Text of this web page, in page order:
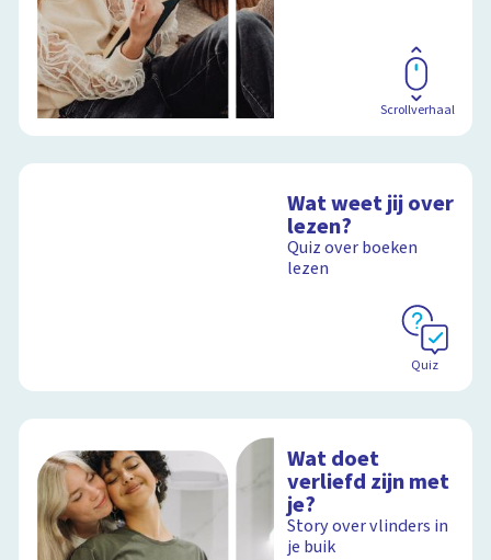
Scrollverhaal
Wat weet jij over
lezen?
Quiz over boeken
lezen
Quiz
Wat doet
verliefd zijn met
je?
Story over vlinders in
je buik